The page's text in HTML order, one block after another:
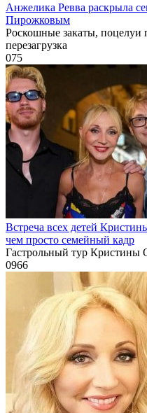
Анжелика Ревва раскрыла
Пирожковым
Роскошные закаты, поцелуи
перезагрузка
075
Встреча всех детей
чем просто семейный кадр
Гастрольный тур Кристины
0966